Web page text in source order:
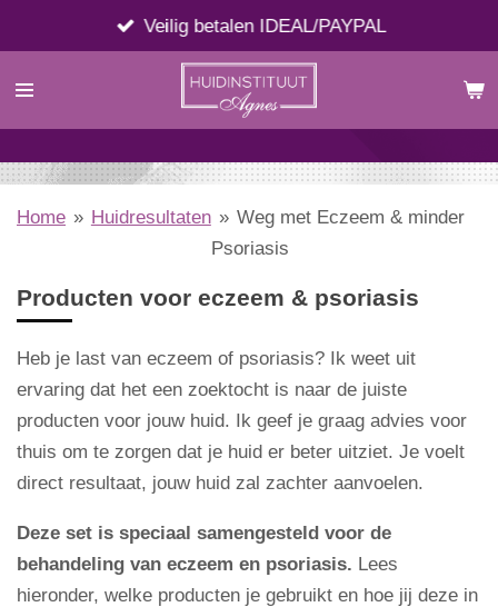
direct
naar
Veilig betalen IDEAL/PAYPAL
Home » Huidresultaten » Weg met Eczeem & minder
Psoriasis
Producten voor eczeem & psoriasis
Heb je last van eczeem of psoriasis? Ik weet uit
ervaring dat het een zoektocht is naar de juiste
producten voor jouw huid. Ik geef je graag advies voor
thuis om te zorgen dat je huid er beter uitziet. Je voelt
direct resultaat, jouw huid zal zachter aanvoelen.
Deze set is speciaal samengesteld voor de
behandeling van eczeem en psoriasis. Lees
hieronder, welke producten je gebruikt en hoe jij deze in